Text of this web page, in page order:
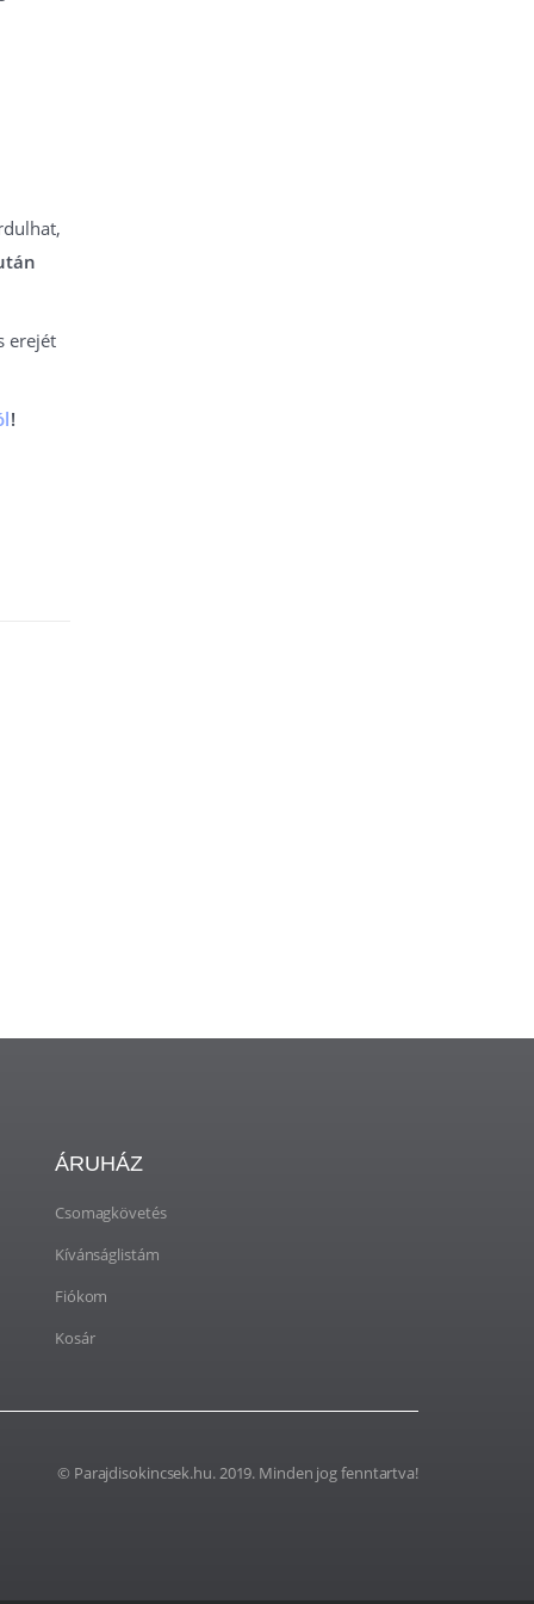
erejét
!
ÁRUHÁZ
Csomagkövetés
Kívánságlistám
Fiókom
Kosár
© Parajdisokincsek.hu. 2019. Minden jog fenntartva!